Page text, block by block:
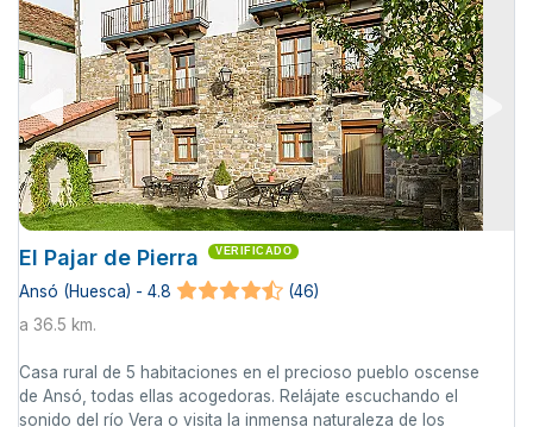
El Pajar de Pierra VERIFICADO
Ansó (Huesca) - 4.8
(46)
a 36.5 km.
Casa rural de 5 habitaciones en el precioso pueblo oscense
de Ansó, todas ellas acogedoras. Relájate escuchando el
sonido del río Vera o visita la inmensa naturaleza de los